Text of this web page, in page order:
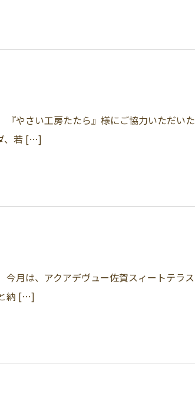
やさい工房たたら』様にご協力いただいた
、若 […]
月は、アクアデヴュー佐賀スィートテラス
納 […]